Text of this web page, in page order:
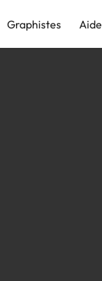
Graphistes Aide